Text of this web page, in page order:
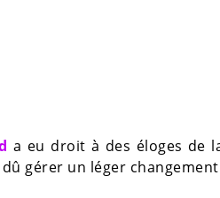
a eu droit à des éloges de
gérer un léger